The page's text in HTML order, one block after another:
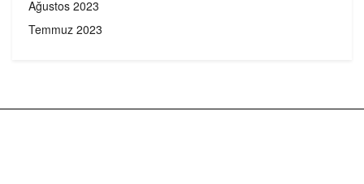
Ağustos 2023
Temmuz 2023